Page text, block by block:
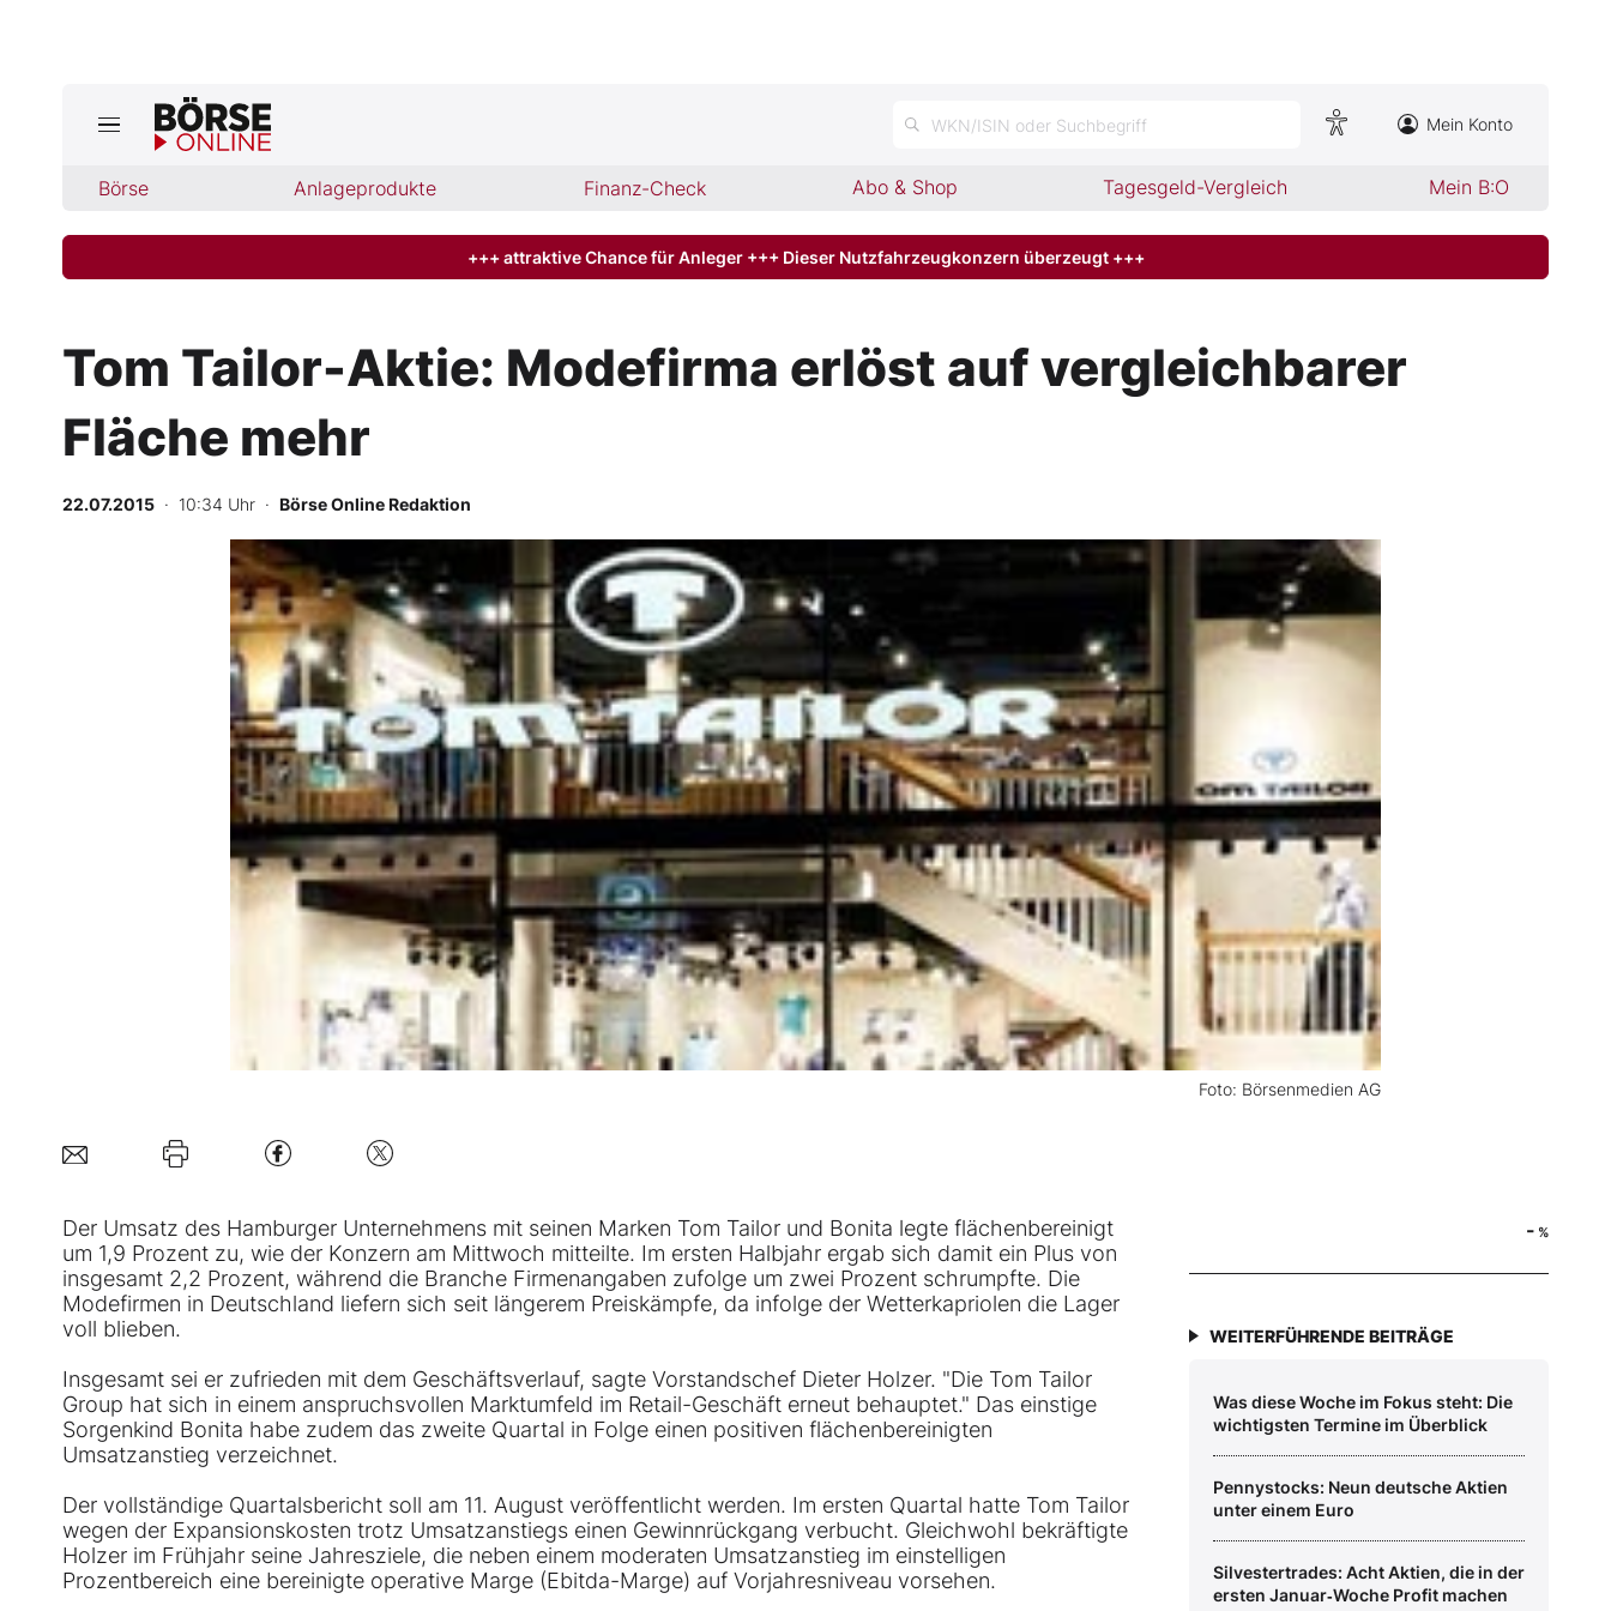
WKN/ISIN oder Suchbegriff Mein Konto
Börse Anlageprodukte Finanz-Check Abo & Shop Tagesgeld-Vergleich Mein B:O
Jetzt aktuelle Ausgabe BÖRSE ONLINE lesen
Finanz-Check
Abo & Shop
BO-Musterdepots
Experten
Mein B:O
Mein Konto
Folgen Sie uns
Kontakt
+++ attraktive Chance für Anleger +++ Dieser Nutzfahrzeugkonzern überzeugt +++
Tom Tailor-Aktie: Modefirma erlöst auf vergleichbarer
Fläche mehr
22.07.2015 · 10:34 Uhr · Börse Online Redaktion
Foto: Börsenmedien AG
-%
Der Umsatz des Hamburger Unternehmens mit seinen Marken Tom Tailor und Bonita legte flächenbereinigt
um 1,9 Prozent zu, wie der Konzern am Mittwoch mitteilte. Im ersten Halbjahr ergab sich damit ein Plus von
insgesamt 2,2 Prozent, während die Branche Firmenangaben zufolge um zwei Prozent schrumpfte. Die
Modefirmen in Deutschland liefern sich seit längerem Preiskämpfe, da infolge der Wetterkapriolen die Lager
voll blieben.
Insgesamt sei er zufrieden mit dem Geschäftsverlauf, sagte Vorstandschef Dieter Holzer. "Die Tom Tailor
Group hat sich in einem anspruchsvollen Marktumfeld im Retail-Geschäft erneut behauptet." Das einstige
Sorgenkind Bonita habe zudem das zweite Quartal in Folge einen positiven flächenbereinigten
Umsatzanstieg verzeichnet.
Der vollständige Quartalsbericht soll am 11. August veröffentlicht werden. Im ersten Quartal hatte Tom Tailor
wegen der Expansionskosten trotz Umsatzanstiegs einen Gewinnrückgang verbucht. Gleichwohl bekräftigte
Holzer im Frühjahr seine Jahresziele, die neben einem moderaten Umsatzanstieg im einstelligen
Prozentbereich eine bereinigte operative Marge (Ebitda-Marge) auf Vorjahresniveau vorsehen.
- %
WEITERFÜHRENDE BEITRÄGE
Was diese Woche im Fokus steht: Die
wichtigsten Termine im Überblick
Pennystocks: Neun deutsche Aktien
unter einem Euro
Silvestertrades: Acht Aktien, die in der
ersten Januar‑Woche Profit machen